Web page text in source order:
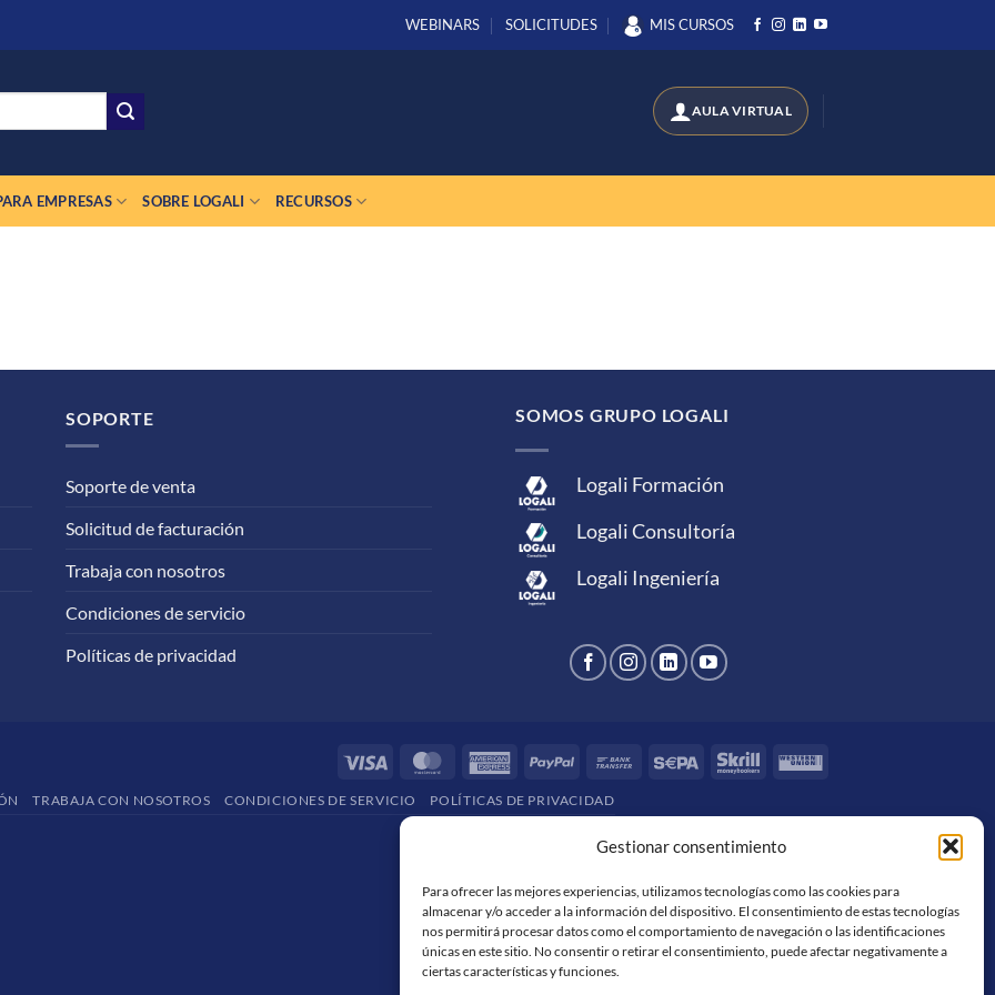
Gestionar consentimiento
Para ofrecer las mejores experiencias, utilizamos tecnologías como las cookies para
almacenar y/o acceder a la información del dispositivo. El consentimiento de estas tecnologías
nos permitirá procesar datos como el comportamiento de navegación o las identificaciones
únicas en este sitio. No consentir o retirar el consentimiento, puede afectar negativamente a
ciertas características y funciones.
WEBINARS SOLICITUDES MIS CURSOS
EMPRESAS SOBRE LOGALI RECURSOS
SOPORTE
Soporte de venta
Solicitud de facturación
Trabaja con nosotros
Condiciones de servicio
Políticas de privacidad
SOMOS GRUPO LOGALI
Logali Formación
Logali Consultoría
Logali Ingeniería
Visa MasterCardAmericanPayPal
Bank
Sepa Skrill
Western
TRABAJA CON NOSOTROS CONDICIONES DE SERVICIO POLÍTICAS DE PRIVACIDAD